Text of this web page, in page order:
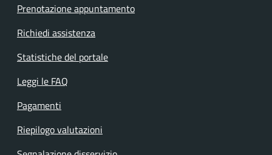
Prenotazione appuntamento
Richiedi assistenza
Statistiche del portale
Leggi le FAQ
Pagamenti
Riepilogo valutazioni